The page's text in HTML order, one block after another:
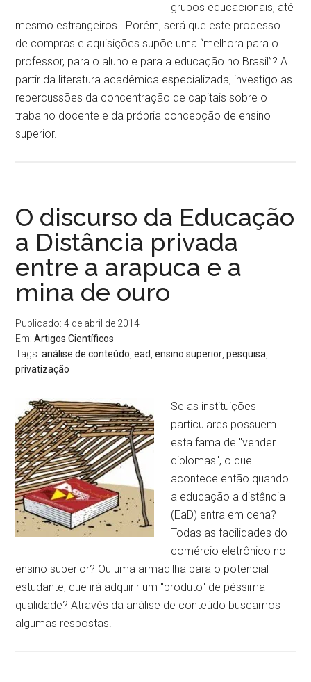
grupos educacionais, até
mesmo estrangeiros . Porém, será que este processo
de compras e aquisições supõe uma “melhora para o
professor, para o aluno e para a educação no Brasil”? A
partir da literatura acadêmica especializada, investigo as
repercussões da concentração de capitais sobre o
trabalho docente e da própria concepção de ensino
superior.
O discurso da Educação
a Distância privada
entre a arapuca e a
mina de ouro
Publicado: 4 de abril de 2014
Em:Artigos Científicos
Tags:análise de conteúdo ,ead ,ensino superior ,pesquisa
privatização
Se as instituições
particulares possuem
esta fama de "vender
diplomas", o que
acontece então quando
a educação a distância
(EaD) entra em cena?
Todas as facilidades do
comércio eletrônico no
ensino superior? Ou uma armadilha para o potencial
estudante, que irá adquirir um "produto" de péssima
qualidade? Através da análise de conteúdo buscamos
algumas respostas.